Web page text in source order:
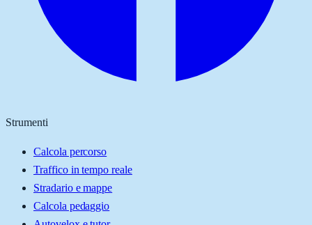
Strumenti
Calcola percorso
Traffico in tempo reale
Stradario e mappe
Calcola pedaggio